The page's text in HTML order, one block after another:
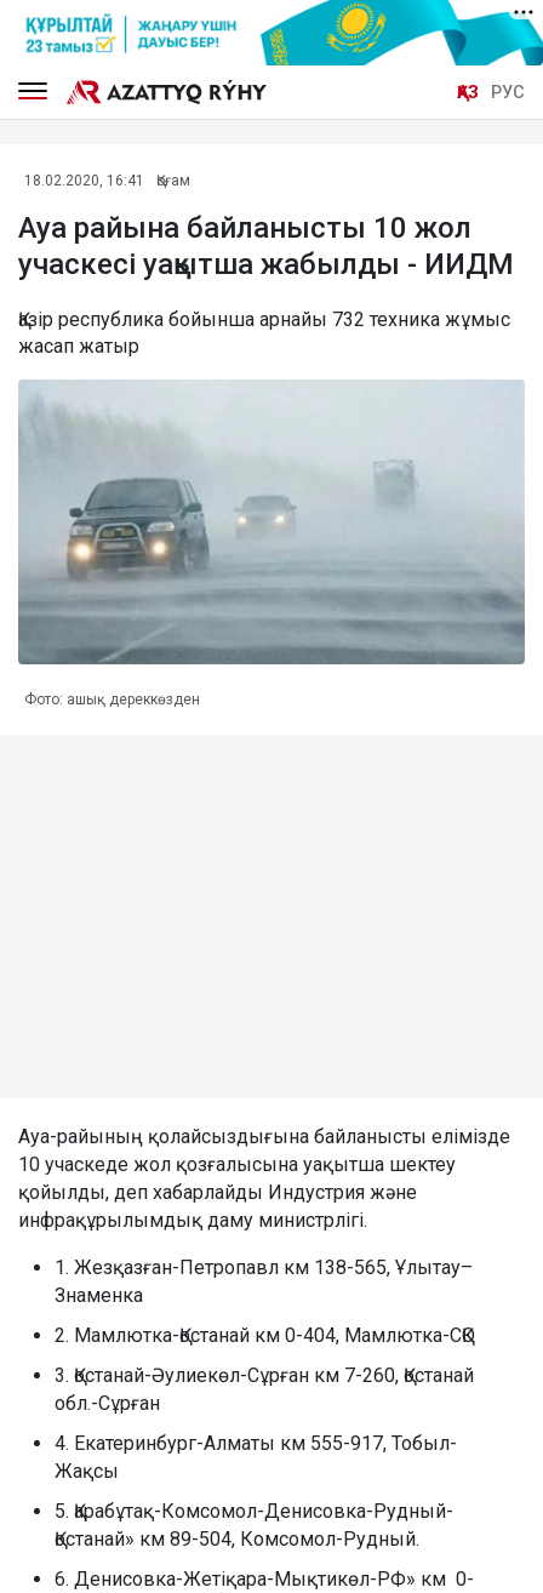
ҚАЗ РУС
18.02.2020, 16:41 Қоғам
Ауа райына байланысты 10 жол
учаскесі уақытша жабылды - ИИДМ
Қазір республика бойынша арнайы 732 техника жұмыс
жасап жатыр
Фото: ашық дереккөзден
Ауа-райының қолайсыздығына байланысты елімізде
10 учаскеде жол қозғалысына уақытша шектеу
қойылды, деп хабарлайды Индустрия және
инфрақұрылымдық даму министрлігі.
1. Жезқазған-Петропавл км 138-565, Ұлытау–
Знаменка
2. Мамлютка-Қостанай км 0-404, Мамлютка-СҚО
3. Қостанай-Әулиекөл-Сұрған км 7-260, Қостанай
обл.-Сұрған
4. Екатеринбург-Алматы км 555-917, Тобыл-
Жақсы
5. Қарабұтақ-Комсомол-Денисовка-Рудный-
Қостанай» км 89-504, Комсомол-Рудный.
6. Денисовка-Жетіқара-Мықтикөл-РФ» км 0-